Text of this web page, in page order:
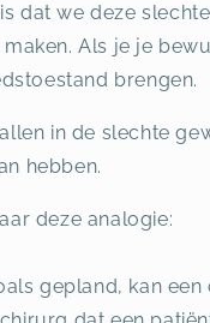
dat we deze
Als je je
brengen.
in de slechte
hebben.
deze analogie:
gepland, kan